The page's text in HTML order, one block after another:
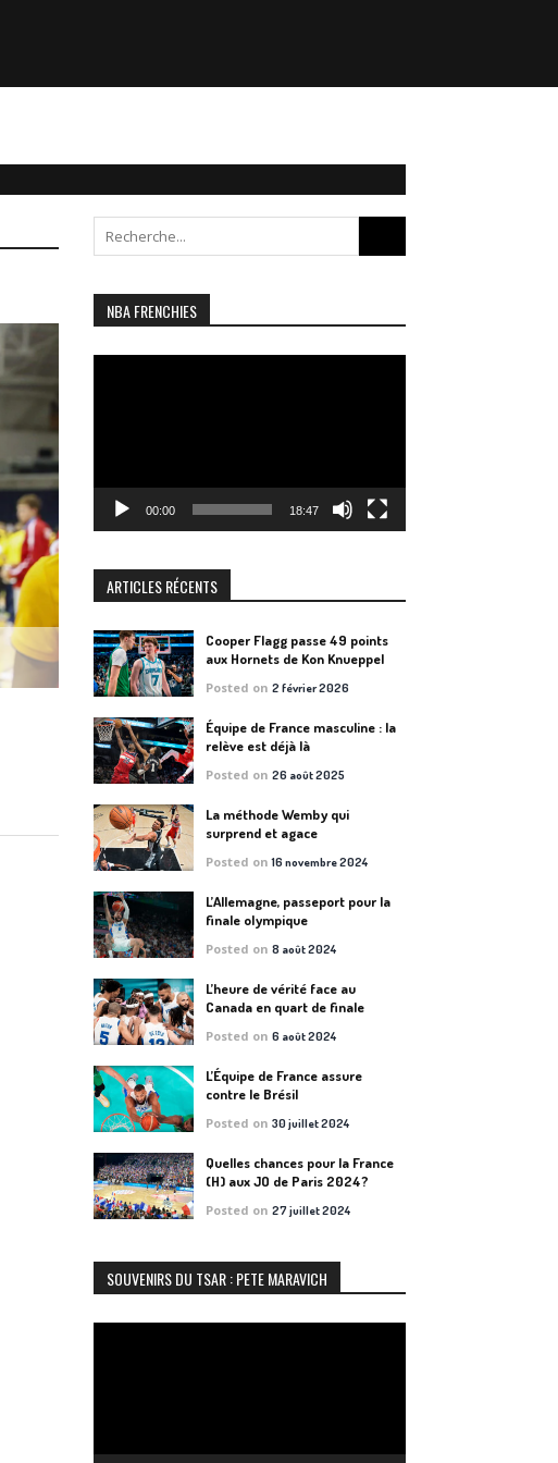
for:
NBA FRENCHIES
00:00 18:47
ARTICLES RÉCENTS
Cooper Flagg passe 49 points
aux Hornets de Kon Knueppel
Posted on2 février 2026
Équipe de France masculine : la
relève est déjà là
Posted on26 août 2025
La méthode Wemby qui
surprend et agace
Posted on16 novembre 2024
L’Allemagne, passeport pour la
finale olympique
Posted on8 août 2024
L’heure de vérité face au
Canada en quart de finale
Posted on6 août 2024
L’Équipe de France assure
contre le Brésil
Posted on30 juillet 2024
Quelles chances pour la France
(H) aux JO de Paris 2024?
Posted on27 juillet 2024
SOUVENIRS DU TSAR : PETE MARAVICH